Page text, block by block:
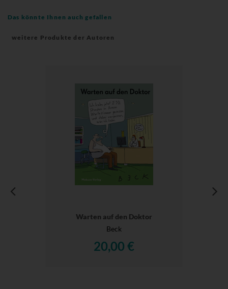
Das könnte Ihnen auch gefallen
weitere Produkte der Autoren
Warten auf den Doktor
Beck
20,00 €